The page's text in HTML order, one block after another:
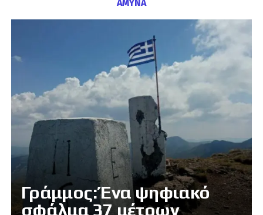
ΑΜΥΝΑ
Γράμμος: Ένα ψηφιακό
σφάλμα 37 μέτρων